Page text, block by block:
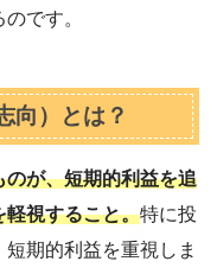
です。
向）とは？
が、短期的利益を追
軽視すること。特に投
期的利益を重視しま